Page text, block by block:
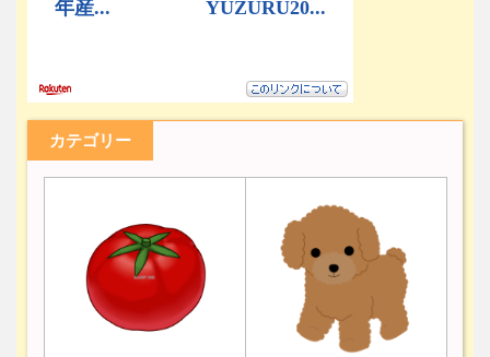
カテゴリー